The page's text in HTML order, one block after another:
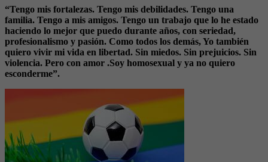
“Tengo mis fortalezas. Tengo mis debilidades. Tengo una
familia. Tengo a mis amigos. Tengo un trabajo que lo he estado
haciendo lo mejor que puedo durante años, con seriedad,
profesionalismo y pasión. Como todos los demás, Yo también
quiero vivir mi vida en libertad. Sin miedos. Sin prejuicios. Sin
violencia. Pero con amor .Soy homosexual y ya no quiero
esconderme”.